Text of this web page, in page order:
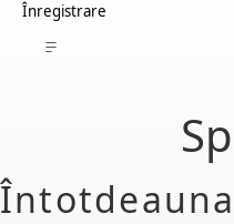
Înregistrare